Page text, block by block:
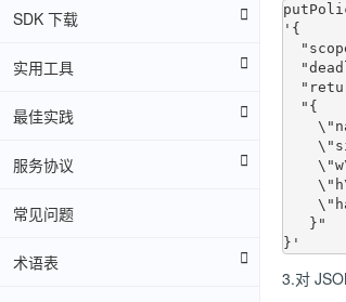
SDK 下载
实用工具
最佳实践
服务协议
常见问题
术语表
'{
3.对